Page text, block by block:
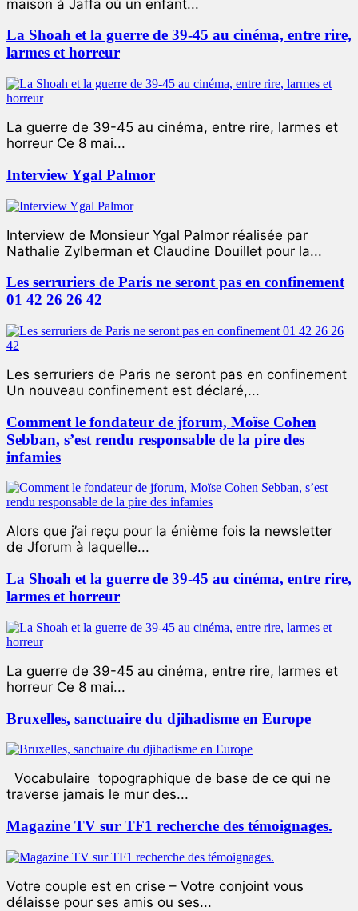
maison à Jaffa où un enfant...
La Shoah et la guerre de 39-45 au cinéma, entre rire,
larmes et horreur
La guerre de 39-45 au cinéma, entre rire, larmes et
horreur Ce 8 mai...
Interview Ygal Palmor
Interview de Monsieur Ygal Palmor réalisée par
Nathalie Zylberman et Claudine Douillet pour la...
Les serruriers de Paris ne seront pas en confinement
01 42 26 26 42
Les serruriers de Paris ne seront pas en confinement
Un nouveau confinement est déclaré,...
Comment le fondateur de jforum, Moïse Cohen
Sebban, s’est rendu responsable de la pire des
infamies
Alors que j’ai reçu pour la énième fois la newsletter
de Jforum à laquelle...
La Shoah et la guerre de 39-45 au cinéma, entre rire,
larmes et horreur
La guerre de 39-45 au cinéma, entre rire, larmes et
horreur Ce 8 mai...
Bruxelles, sanctuaire du djihadisme en Europe
Vocabulaire topographique de base de ce qui ne
traverse jamais le mur des...
Magazine TV sur TF1 recherche des témoignages.
Votre couple est en crise – Votre conjoint vous
délaisse pour ses amis ou ses...